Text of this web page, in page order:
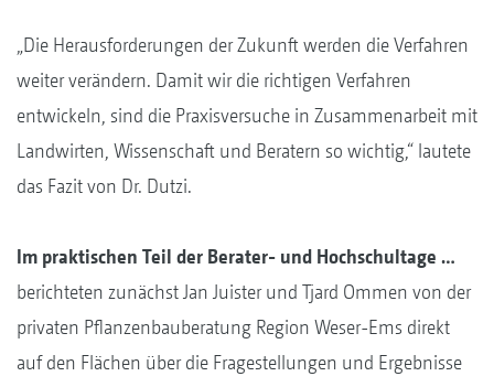
„Die Herausforderungen der Zukunft werden die Verfahren
weiter verändern. Damit wir die richtigen Verfahren
entwickeln, sind die Praxisversuche in Zusammenarbeit mit
Landwirten, Wissenschaft und Beratern so wichtig,“ lautete
das Fazit von Dr. Dutzi.
Im praktischen Teil der Berater- und Hochschultage …
berichteten zunächst Jan Juister und Tjard Ommen von der
privaten Pflanzenbauberatung Region Weser-Ems direkt
auf den Flächen über die Fragestellungen und Ergebnisse